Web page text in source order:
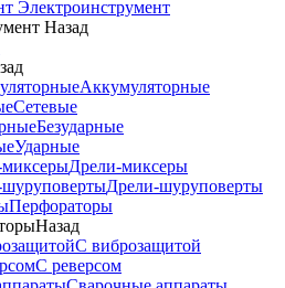
Электроинструмент
Назад
Аккумуляторные
Сетевые
Безударные
Ударные
Дрели-миксеры
Дрели-шуруповерты
Перфораторы
Назад
С виброзащитой
С реверсом